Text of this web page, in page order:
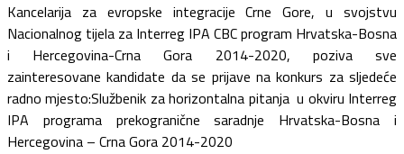
Kancelarija za evropske integracije Crne Gore, u svojstvu
Nacionalnog tijela za Interreg IPA CBC program Hrvatska-Bosna
i Hercegovina-Crna Gora 2014-2020, poziva sve
zainteresovane kandidate da se prijave na konkurs za sljedeće
radno mjesto:Službenik za horizontalna pitanja u okviru Interreg
IPA programa prekogranične saradnje Hrvatska-Bosna i
Hercegovina – Crna Gora 2014-2020